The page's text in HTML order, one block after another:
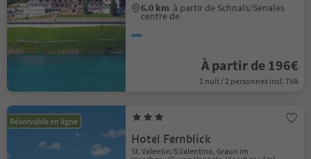
6.0 km à partir de Schnals/Senales
centre de
À partir de 196€
1 nuit / 2 personnes incl. TVA
Réservable en ligne
Hotel Fernblick
St. Valentin/S.Valentino, Graun im